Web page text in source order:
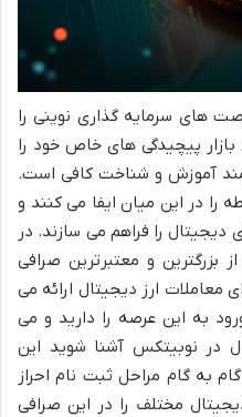
های سرمایه گذاری نوینی را
پیچیدگی های خاص خود را
آموزش و شناخت کافی است.
را در این میان ایفا می کنند و
را فراهم می سازند. در
بزرگترین و معتبرترین صرافی
معاملات ارز دیجیتال ارائه می
به این عرصه را دارید و می
در نوبیتکس آشنا شوید این
به گام مراحل ثبت نام احراز
مختلف را در این صرافی